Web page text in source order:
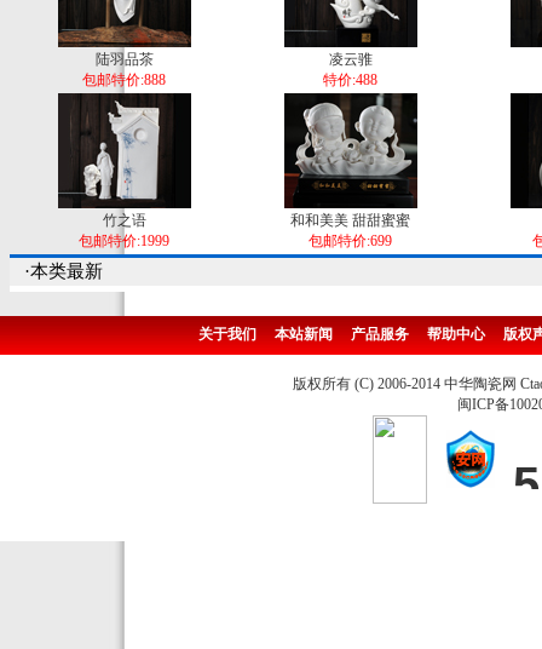
陆羽品茶
包邮特价:888
凌云骓
特价:488
竹之语
包邮特价:1999
和和美美 甜甜蜜蜜
包邮特价:699
·本类最新
关于我们 本站新闻 产品服务 帮助中心 版权
版权所有 (C) 2006-2014 中华陶瓷网
闽ICP备